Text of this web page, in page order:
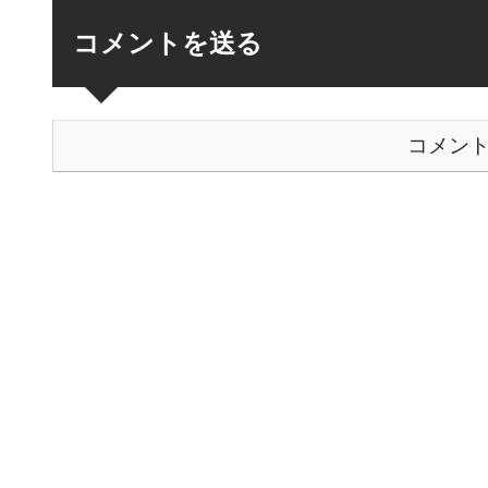
コメントを送る
コメン